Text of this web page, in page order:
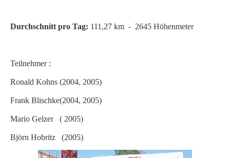
Durchschnitt pro Tag: 111,27 km - 2645 Höhenmeter
Teilnehmer :
Ronald Kohns (2004, 2005)
Frank Blischke(2004, 2005)
Mario Gelzer ( 2005)
Björn Hobritz (2005)